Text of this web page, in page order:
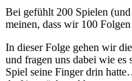
Bei gefühlt 200 Spielen
meinen, dass wir 100
In dieser Folge gehen wir
und fragen uns dabei wie
Spiel seine Finger drin